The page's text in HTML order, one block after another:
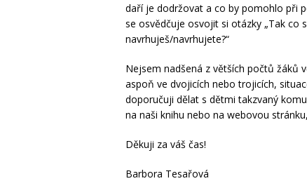
daří je dodržovat a co by pomohlo při
se osvědčuje osvojit si otázky „Tak co
navrhuješ/navrhujete?“
Nejsem nadšená z větších počtů žáků
aspoň ve dvojicích nebo trojicích,
doporučuji dělat s dětmi takzvaný
na naši knihu nebo na webovou
Děkuji za váš čas!
Barbora Tesařová